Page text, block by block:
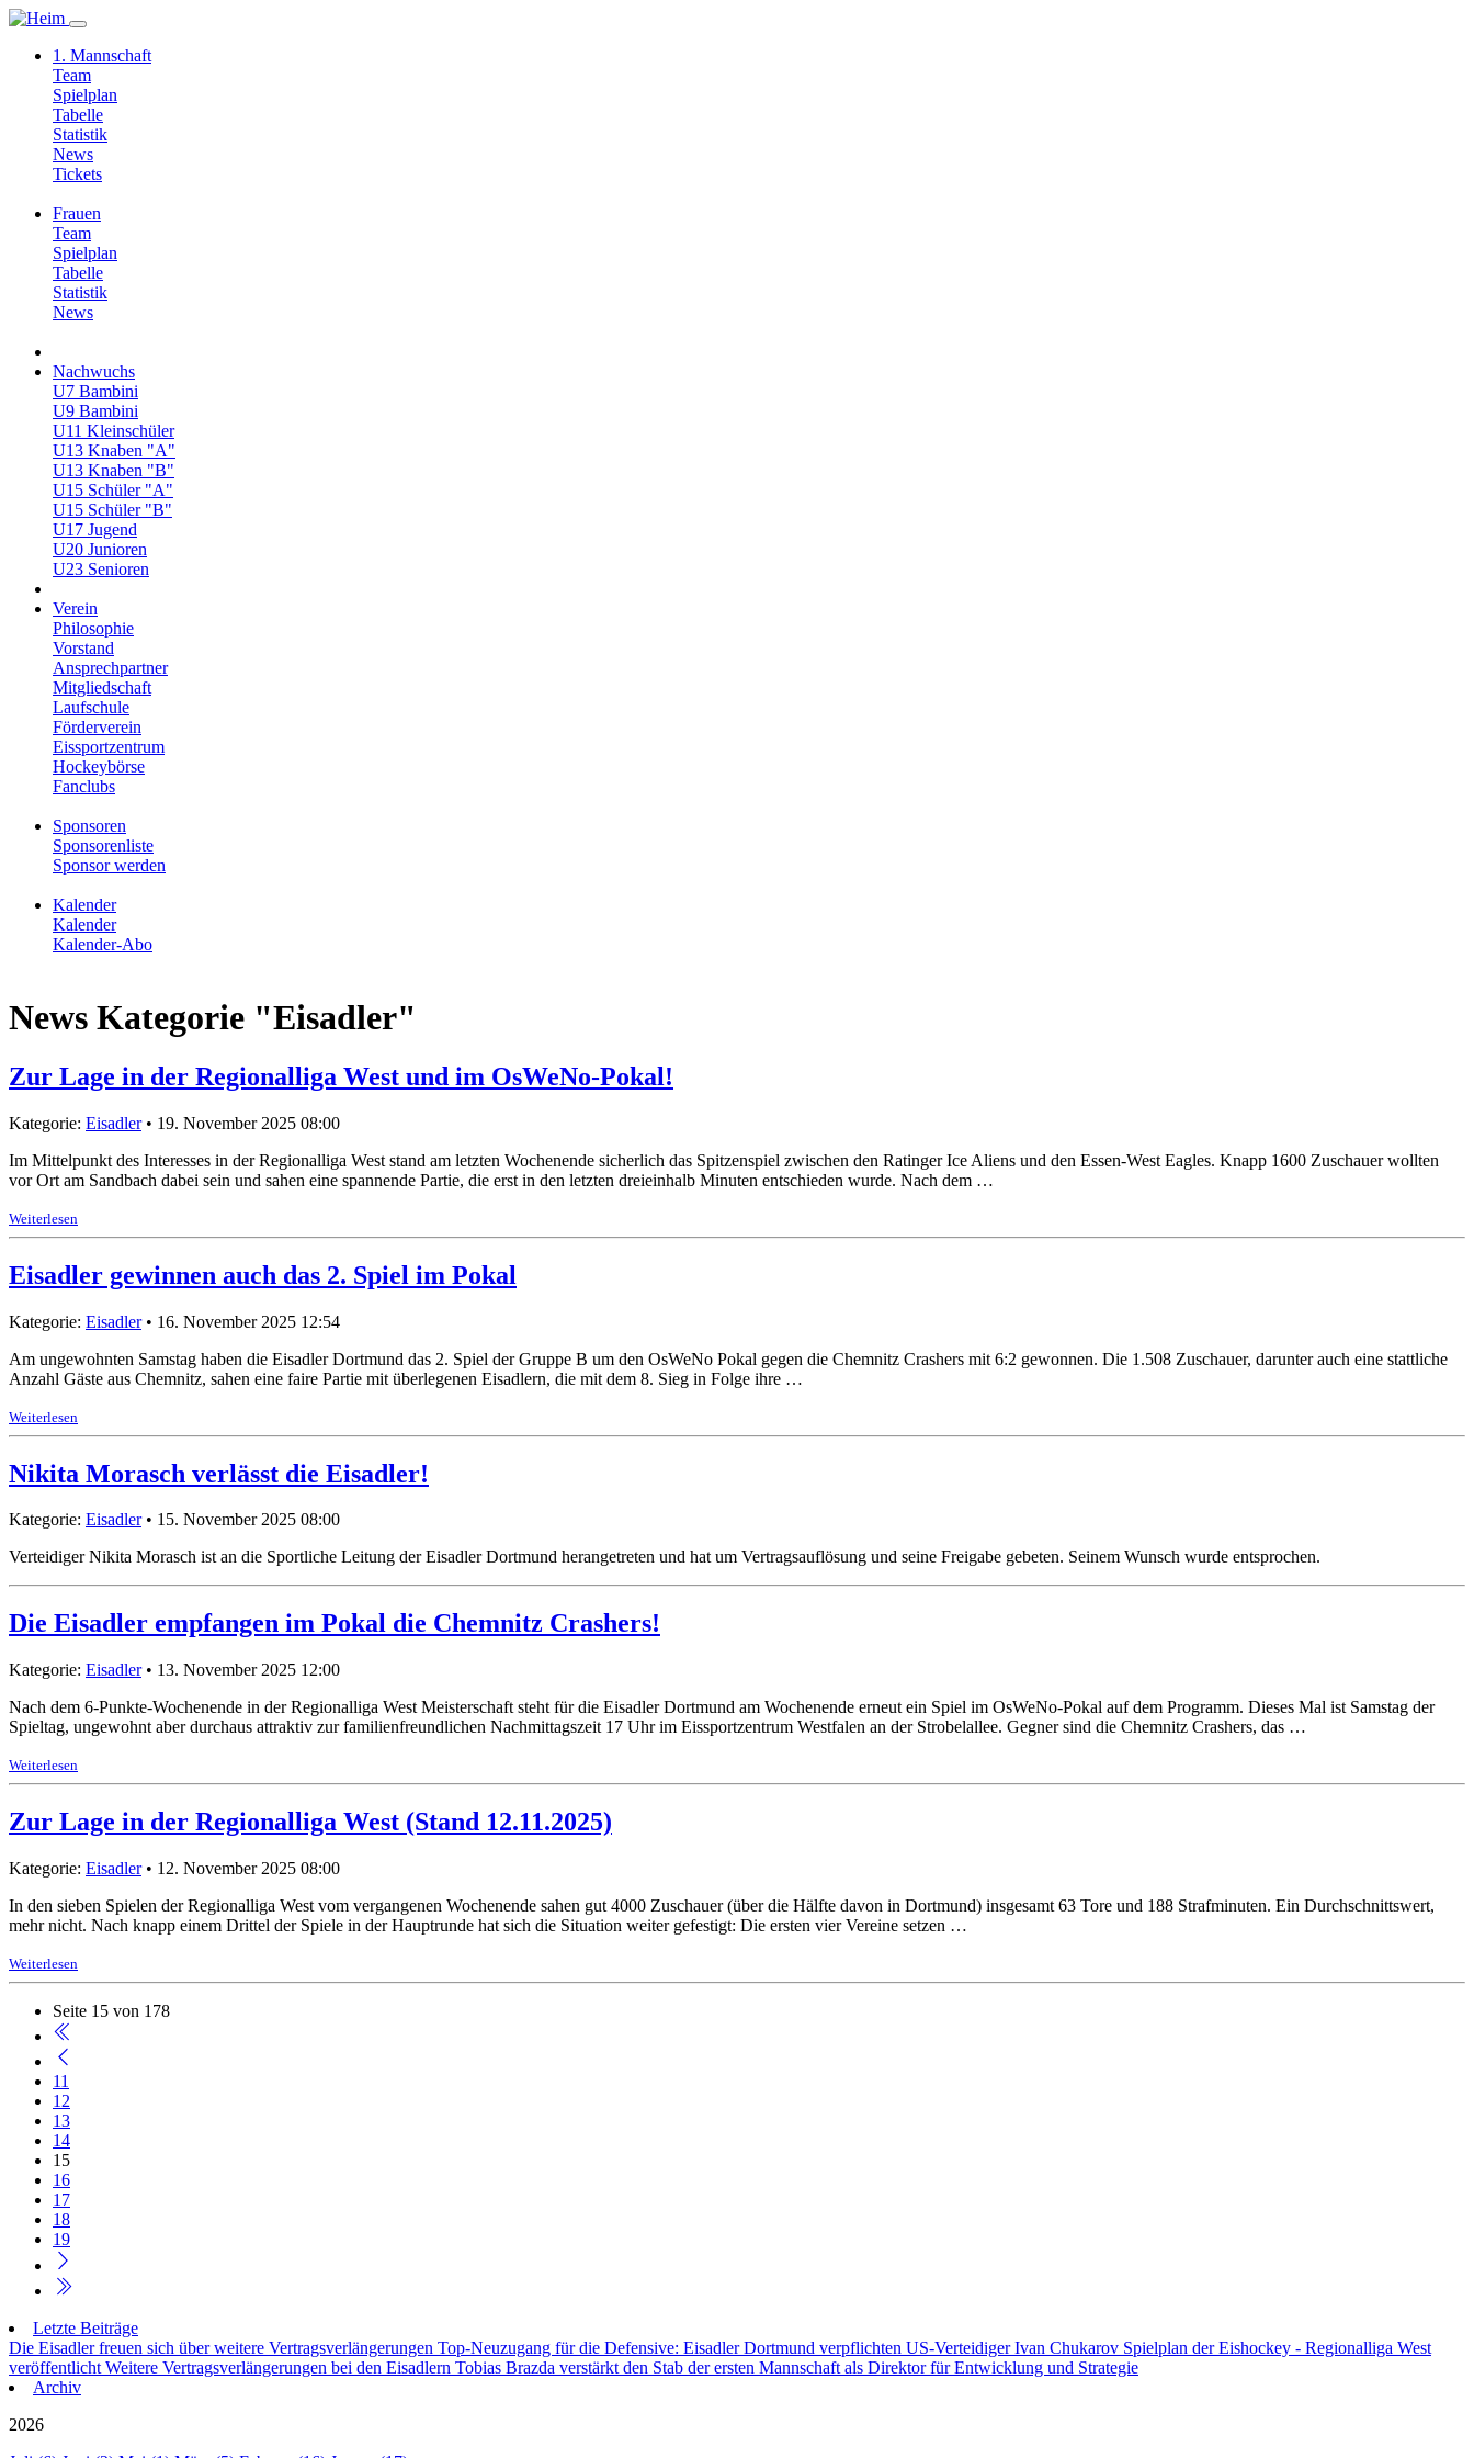
1. Mannschaft
Team
Spielplan
Tabelle
Statistik
News
Tickets
Frauen
Team
Spielplan
Tabelle
Statistik
News
Nachwuchs
U7 Bambini
U9 Bambini
U11 Kleinschüler
U13 Knaben "A"
U13 Knaben "B"
U15 Schüler "A"
U15 Schüler "B"
U17 Jugend
U20 Junioren
U23 Senioren
Verein
Philosophie
Vorstand
Ansprechpartner
Mitgliedschaft
Laufschule
Förderverein
Eissportzentrum
Hockeybörse
Fanclubs
Sponsoren
Sponsorenliste
Sponsor werden
Kalender
Kalender
Kalender-Abo
News Kategorie "Eisadler"
Zur Lage in der Regionalliga West und im OsWeNo-Pokal!
Kategorie: Eisadler• 19. November 2025 08:00
Im Mittelpunkt des Interesses in der Regionalliga West stand am letzten Wochenende sicherlich das Spitzenspiel zwischen den Ratinger Ice Aliens und den Essen-West Eagles. Knapp 1600 Zuschauer wollten
vor Ort am Sandbach dabei sein und sahen eine spannende Partie, die erst in den letzten dreieinhalb Minuten entschieden wurde. Nach dem …
Weiterlesen
Eisadler gewinnen auch das 2. Spiel im Pokal
Kategorie: Eisadler• 16. November 2025 12:54
Am ungewohnten Samstag haben die Eisadler Dortmund das 2. Spiel der Gruppe B um den OsWeNo Pokal gegen die Chemnitz Crashers mit 6:2 gewonnen. Die 1.508 Zuschauer, darunter auch eine stattliche
Anzahl Gäste aus Chemnitz, sahen eine faire Partie mit überlegenen Eisadlern, die mit dem 8. Sieg in Folge ihre …
Weiterlesen
Nikita Morasch verlässt die Eisadler!
Kategorie: Eisadler• 15. November 2025 08:00
Verteidiger Nikita Morasch ist an die Sportliche Leitung der Eisadler Dortmund herangetreten und hat um Vertragsauflösung und seine Freigabe gebeten. Seinem Wunsch wurde entsprochen.
Die Eisadler empfangen im Pokal die Chemnitz Crashers!
Kategorie: Eisadler• 13. November 2025 12:00
Nach dem 6-Punkte-Wochenende in der Regionalliga West Meisterschaft steht für die Eisadler Dortmund am Wochenende erneut ein Spiel im OsWeNo-Pokal auf dem Programm. Dieses Mal ist Samstag der
Spieltag, ungewohnt aber durchaus attraktiv zur familienfreundlichen Nachmittagszeit 17 Uhr im Eissportzentrum Westfalen an der Strobelallee. Gegner sind die Chemnitz Crashers, das …
Weiterlesen
Zur Lage in der Regionalliga West (Stand 12.11.2025)
Kategorie: Eisadler• 12. November 2025 08:00
In den sieben Spielen der Regionalliga West vom vergangenen Wochenende sahen gut 4000 Zuschauer (über die Hälfte davon in Dortmund) insgesamt 63 Tore und 188 Strafminuten. Ein Durchschnittswert,
mehr nicht. Nach knapp einem Drittel der Spiele in der Hauptrunde hat sich die Situation weiter gefestigt: Die ersten vier Vereine setzen …
Weiterlesen
Seite 15 von 178
11
12
13
14
15
16
17
18
19
Letzte Beiträge
Die Eisadler freuen sich über weitere Vertragsverlängerungen Top-Neuzugang für die Defensive: Eisadler Dortmund verpflichten US-Verteidiger Ivan Chukarov Spielplan der Eishockey - Regionalliga West
veröffentlicht Weitere Vertragsverlängerungen bei den Eisadlern Tobias Brazda verstärkt den Stab der ersten Mannschaft als Direktor für Entwicklung und Strategie
Archiv
2026